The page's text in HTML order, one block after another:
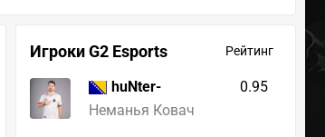
Игроки G2 Esports Рейтинг
huNter-
Неманья Ковач
0.95